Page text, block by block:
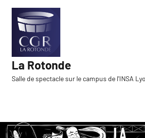
Aller
contenu
La Rotonde
Salle de spectacle sur le campus de l'INSA